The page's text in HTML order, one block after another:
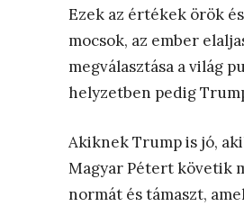
Ezek az értékek örök
mocsok, az ember
megválasztása a világ
helyzetben pedig
Akiknek Trump is jó,
Magyar Pétert követik
normát és támaszt,